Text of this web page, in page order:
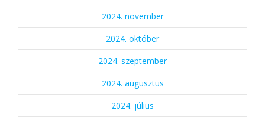
2024. november
2024. október
2024. szeptember
2024. augusztus
2024. július